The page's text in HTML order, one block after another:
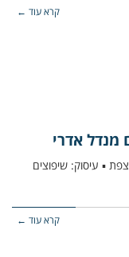
קרא עוד ←
אדרי
▪ מקום מגורים: צפת ▪ עיסוק: שיפוצים
קרא עוד ←